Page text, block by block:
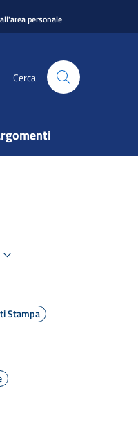
personale
Cerca
Stampa